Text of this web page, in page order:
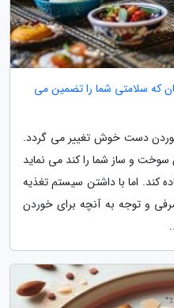
که سلامتی شما را تضمین می
دست خوش تغییر می گردد.
سوخت و ساز شما را کند می نماید
کند. اما با داشتن سیستم تغذیه
و توجه به آنچه برای خوردن